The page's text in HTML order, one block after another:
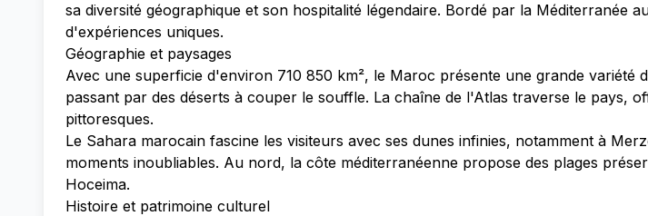
sa diversité géographique et son hospitalité légendaire. Bordé par la
d'expériences uniques.
Géographie et paysages
Avec une superficie d'environ 710 850 km², le Maroc présente une grande variété
passant par des déserts à couper le souffle. La chaîne de l'Atlas traverse le pays,
pittoresques.
Le Sahara marocain fascine les visiteurs avec ses dunes infinies, notamment à
moments inoubliables. Au nord, la côte méditerranéenne propose des plages
Hoceima.
Histoire et patrimoine culturel